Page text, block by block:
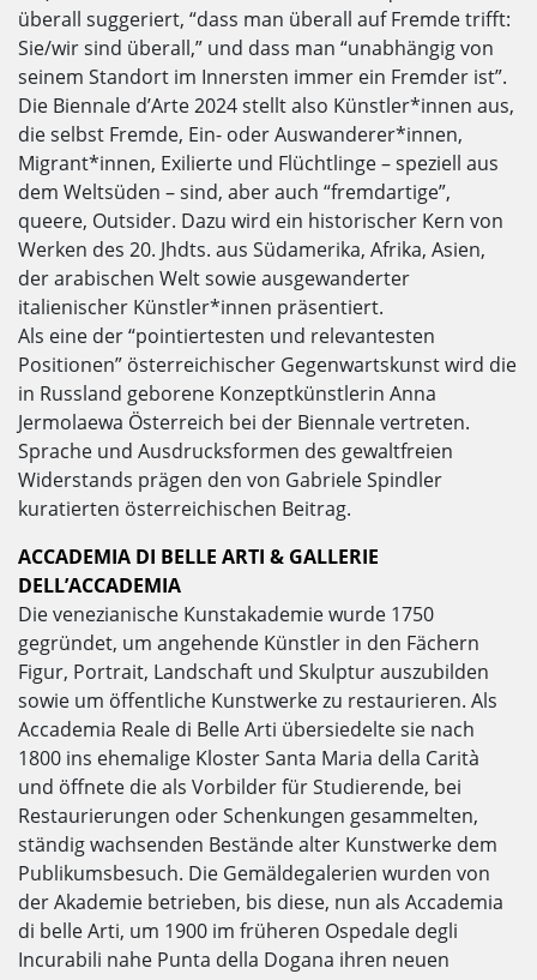
überall suggeriert, “dass man überall auf Fremde trifft:
Sie/wir sind überall,” und dass man “unabhängig von
seinem Standort im Innersten immer ein Fremder ist”.
Die Biennale d’Arte 2024 stellt also Künstler*innen aus,
die selbst Fremde, Ein- oder Auswanderer*innen,
Migrant*innen, Exilierte und Flüchtlinge – speziell aus
dem Weltsüden – sind, aber auch “fremdartige”,
queere, Outsider. Dazu wird ein historischer Kern von
Werken des 20. Jhdts. aus Südamerika, Afrika, Asien,
der arabischen Welt sowie ausgewanderter
italienischer Künstler*innen präsentiert.
Als eine der “pointiertesten und relevantesten
Positionen” österreichischer Gegenwartskunst wird die
in Russland geborene Konzeptkünstlerin Anna
Jermolaewa Österreich bei der Biennale vertreten.
Sprache und Ausdrucksformen des gewaltfreien
Widerstands prägen den von Gabriele Spindler
kuratierten österreichischen Beitrag.
ACCADEMIA DI BELLE ARTI & GALLERIE
DELL’ACCADEMIA
Die venezianische Kunstakademie wurde 1750
gegründet, um angehende Künstler in den Fächern
Figur, Portrait, Landschaft und Skulptur auszubilden
sowie um öffentliche Kunstwerke zu restaurieren. Als
Accademia Reale di Belle Arti übersiedelte sie nach
1800 ins ehemalige Kloster Santa Maria della Carità
und öffnete die als Vorbilder für Studierende, bei
Restaurierungen oder Schenkungen gesammelten,
ständig wachsenden Bestände alter Kunstwerke dem
Publikumsbesuch. Die Gemäldegalerien wurden von
der Akademie betrieben, bis diese, nun als Accademia
di belle Arti, um 1900 im früheren Ospedale degli
Incurabili nahe Punta della Dogana ihren neuen